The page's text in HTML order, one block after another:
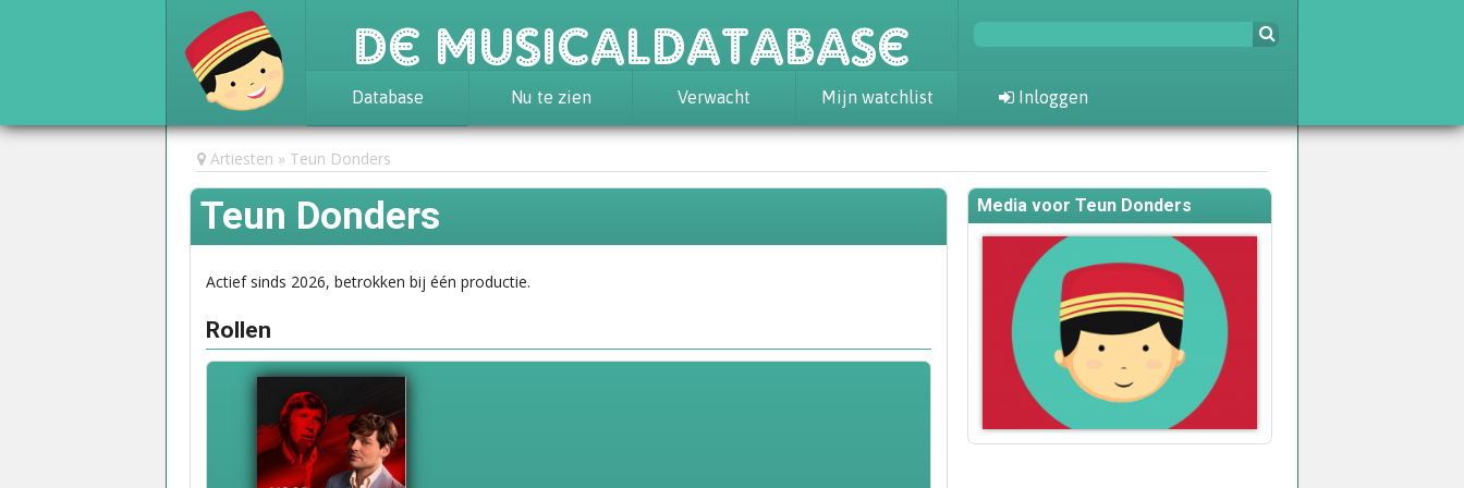
De Musicaldatabase
Database
Achtergrond
Awards
Statistieken
Nu te zien Verwacht Mijn watchlist Inloggen
Artiesten Teun Donders
Teun Donders
Actief sinds 2026, betrokken bij één productie.
Rollen
Media voor Teun Donders